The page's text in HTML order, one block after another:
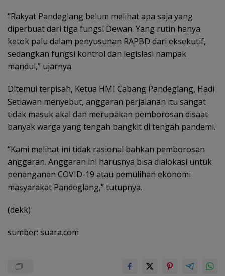
“Rakyat Pandeglang belum melihat apa saja yang
diperbuat dari tiga fungsi Dewan. Yang rutin hanya
ketok palu dalam penyusunan RAPBD dari eksekutif,
sedangkan fungsi kontrol dan legislasi nampak
mandul,” ujarnya.
Ditemui terpisah, Ketua HMI Cabang Pandeglang, Hadi
Setiawan menyebut, anggaran perjalanan itu sangat
tidak masuk akal dan merupakan pemborosan disaat
banyak warga yang tengah bangkit di tengah pandemi.
“Kami melihat ini tidak rasional bahkan pemborosan
anggaran. Anggaran ini harusnya bisa dialokasi untuk
penanganan COVID-19 atau pemulihan ekonomi
masyarakat Pandeglang,” tutupnya.
(dekk)
sumber: suara.com